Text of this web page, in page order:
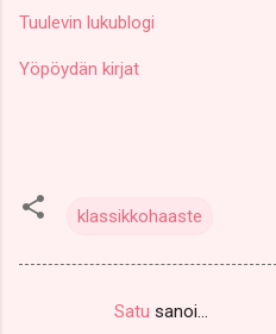
Tuulevin lukublogi
Yöpöydän kirjat
klassikkohaaste
Satu sanoi…